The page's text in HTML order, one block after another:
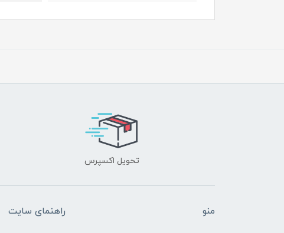
تحویل اکسپرس
منو راهنمای سایت